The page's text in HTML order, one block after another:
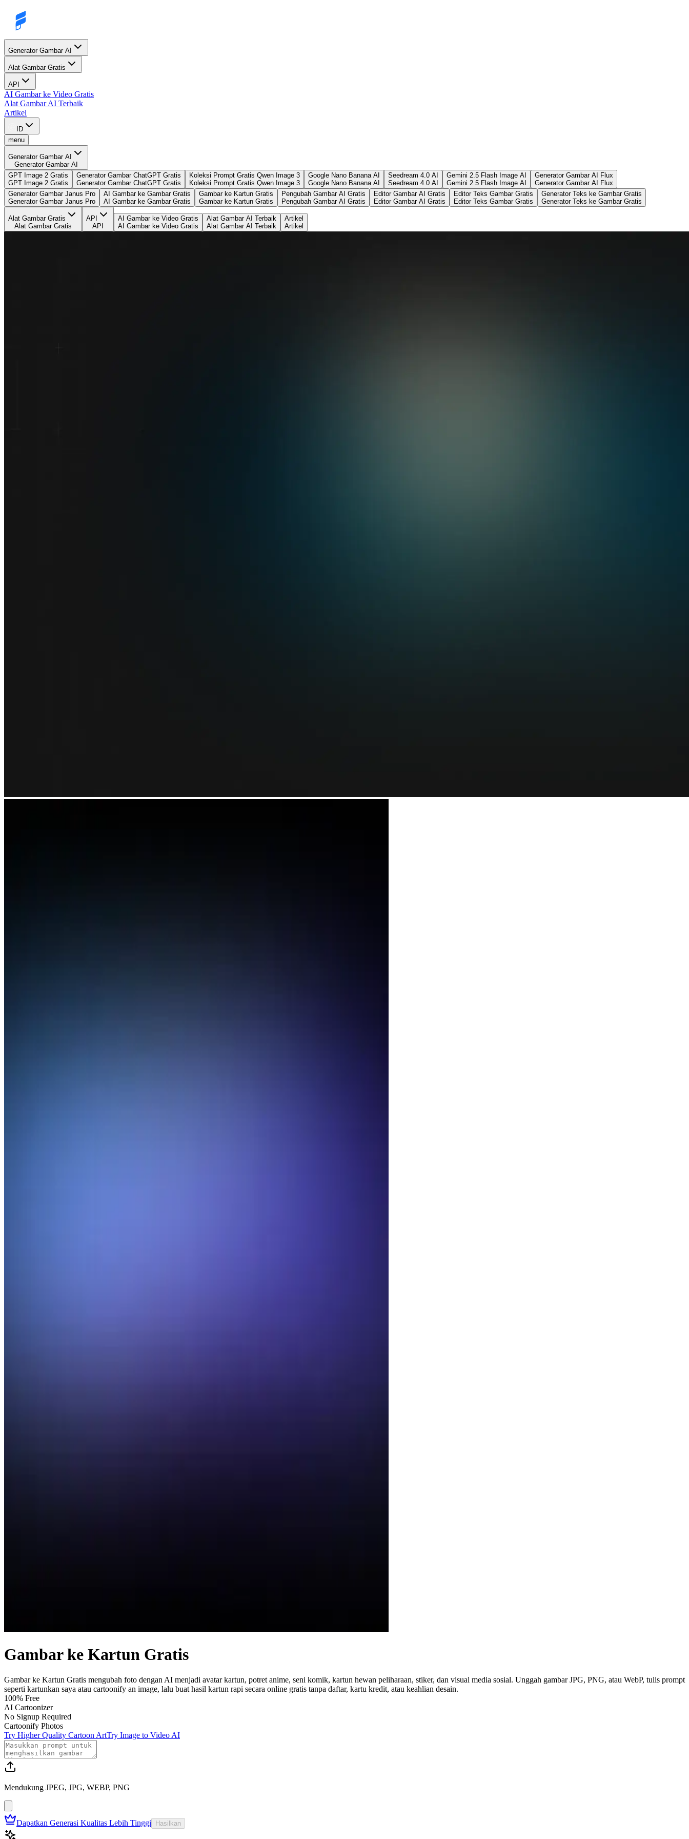
Generator Gambar AI
Alat Gambar Gratis
API
AI Gambar ke Video Gratis
Alat Gambar AI Terbaik
Artikel
ID
menu
Generator Gambar AI
Generator Gambar AI
GPT Image 2 Gratis
GPT Image 2 Gratis
Generator Gambar ChatGPT Gratis
Generator Gambar ChatGPT Gratis
Koleksi Prompt Gratis Qwen Image 3
Koleksi Prompt Gratis Qwen Image 3
Google Nano Banana AI
Google Nano Banana AI
Seedream 4.0 AI
Seedream 4.0 AI
Gemini 2.5 Flash Image AI
Gemini 2.5 Flash Image AI
Generator Gambar AI Flux
Generator Gambar AI Flux
Generator Gambar Janus Pro
Generator Gambar Janus Pro
AI Gambar ke Gambar Gratis
AI Gambar ke Gambar Gratis
Gambar ke Kartun Gratis
Gambar ke Kartun Gratis
Pengubah Gambar AI Gratis
Pengubah Gambar AI Gratis
Editor Gambar AI Gratis
Editor Gambar AI Gratis
Editor Teks Gambar Gratis
Editor Teks Gambar Gratis
Generator Teks ke Gambar Gratis
Generator Teks ke Gambar Gratis
Alat Gambar Gratis
Alat Gambar Gratis
API
API
AI Gambar ke Video Gratis
AI Gambar ke Video Gratis
Alat Gambar AI Terbaik
Alat Gambar AI Terbaik
Artikel
Artikel
Gambar ke Kartun Gratis
Gambar ke Kartun Gratis mengubah foto dengan AI menjadi avatar kartun, potret anime, seni komik, kartun hewan peliharaan, stiker, dan visual media sosial. Unggah gambar JPG, PNG, atau WebP, tulis prompt
seperti kartunkan saya atau cartoonify an image, lalu buat hasil kartun rapi secara online gratis tanpa daftar, kartu kredit, atau keahlian desain.
100% Free
AI Cartoonizer
No Signup Required
Cartoonify Photos
Try Higher Quality Cartoon ArtTry Image to Video AI
Mendukung JPEG, JPG, WEBP, PNG
Dapatkan Generasi Kualitas Lebih Tinggi Hasilkan